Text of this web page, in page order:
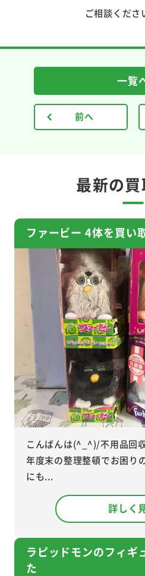
ご相談くだ
前へ
一覧
最新の
ファービー 4体を買い
こんばんは(^_^)/不用品回
年度末の整理整頓でお困り
にも...
詳しく
ラピッドモンのフィギ
た